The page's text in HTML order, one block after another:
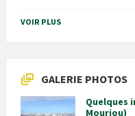
VOIR PLUS
GALERIE PHOTOS
Quelques
Mourjou)